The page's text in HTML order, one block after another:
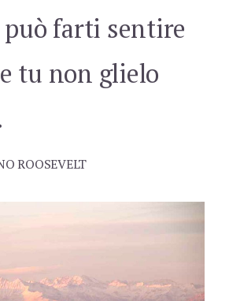
può farti sentire
tu non glielo
ROOSEVELT